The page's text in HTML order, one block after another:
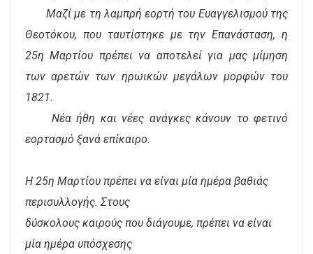
Μαζί με τη λαμπρή εορτή του Ευαγγελισμού της
Θεοτόκου, που ταυτίστηκε με την Επανάσταση, η
25η Μαρτίου πρέπει να αποτελεί για μας μίμηση
των αρετών των ηρωικών μεγάλων μορφών του
1821.
Νέα ήθη και νέες ανάγκες κάνουν το φετινό
εορτασμό ξανά επίκαιρο.
Η 25η Μαρτίου πρέπει να είναι μία ημέρα βαθιάς
περισυλλογής. Στους
δύσκολους καιρούς που διάγουμε, πρέπει να είναι
μία ημέρα υπόσχεσης